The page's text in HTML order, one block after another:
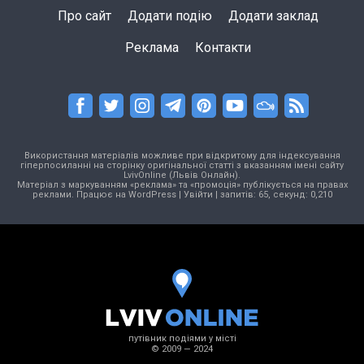
Про сайт Додати подію Додати заклад
Реклама Контакти
Використання матеріалів можливе при відкритому для індексування
гіперпосиланні на сторінку оригінальної статті з вказанням імені сайту
LvivOnline (Львів Онлайн).
Матеріал з маркуванням «реклама» та «промоція» публікується на правах
реклами. Працює на WordPress| Увійти | запитів: 65, секунд: 0,210
путівник подіями у місті
© 2009 — 2024